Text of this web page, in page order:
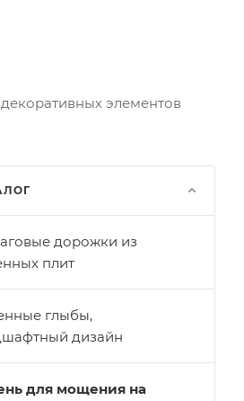
элементов
дорожки из
плит
глыбы,
дизайн
для мощения на